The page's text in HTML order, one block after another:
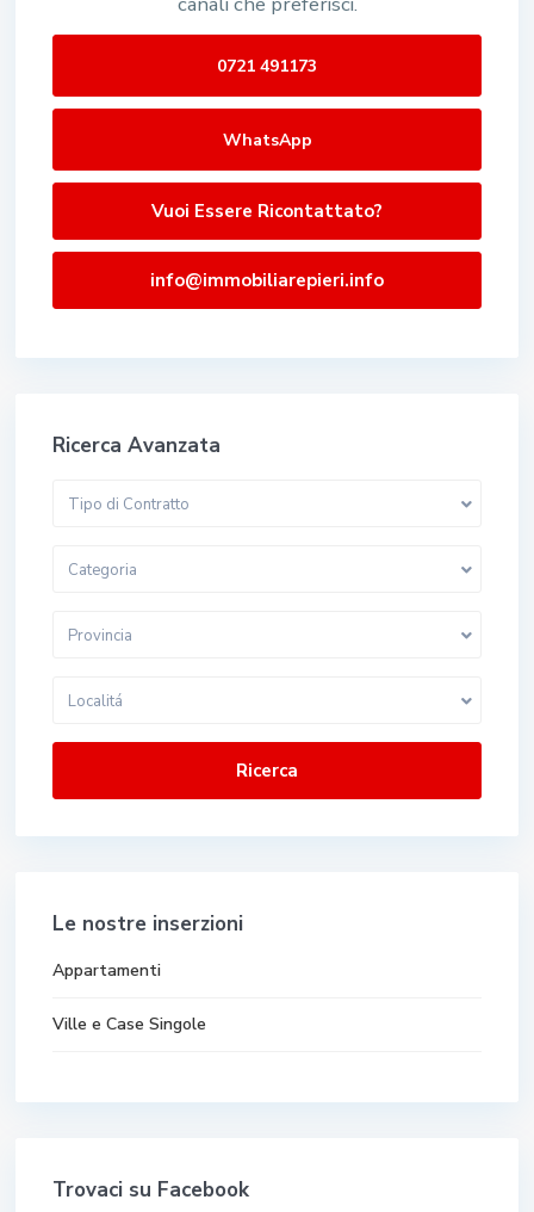
0721 491173
WhatsApp
Vuoi Essere Ricontattato?
info@immobiliarepieri.info
Ricerca Avanzata
Tipo di Contratto
Categoria
Provincia
Localitá
Ricerca
Le nostre inserzioni
Appartamenti
Ville e Case Singole
Trovaci su Facebook